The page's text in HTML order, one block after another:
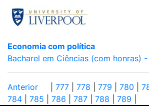
Economia com política
Bacharel em Ciências (com honras)
Anterior 777 778 779 780
784
785 786 787 788 789